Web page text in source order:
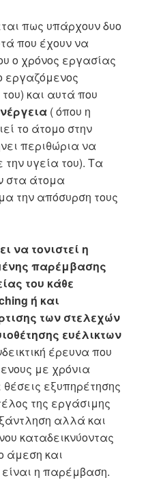
πως υπάρχουν δυο
που έχουν να
ο χρόνος εργασίας
εργαζόμενος
και αυτά που
( όπου η
το άτομο στην
περιθώρια να
υγεία του). Τα
στα άτομα
την απόσυρση τους
να τονιστεί η
παρέμβασης
του κάθε
ή και
των στελεχών
ευέλικτων
έρευνα που
με χρόνια
εξυπηρέτησης
της εργάσιμης
αλλά και
καταδεικνύοντας
άμεση και
η παρέμβαση.